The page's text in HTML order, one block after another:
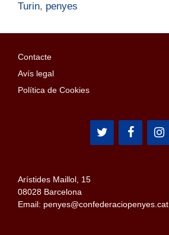
Turin, penyes
Contacte
Avís legal
Política de Cookies
Arístides Maillol, 15
08028 Barcelona
Email: penyes@confederaciopenyes.cat